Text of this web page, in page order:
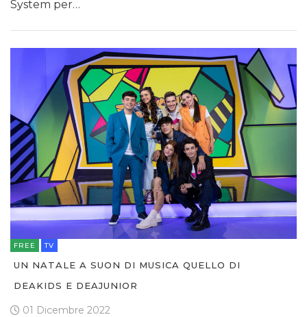
System per…
FREE TV
UN NATALE A SUON DI MUSICA QUELLO DI
DEAKIDS E DEAJUNIOR
01 Dicembre 2022